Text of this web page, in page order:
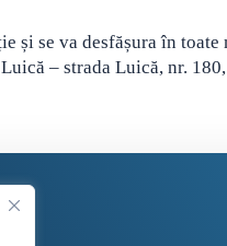
și se va desfășura în
– strada Luică, nr.